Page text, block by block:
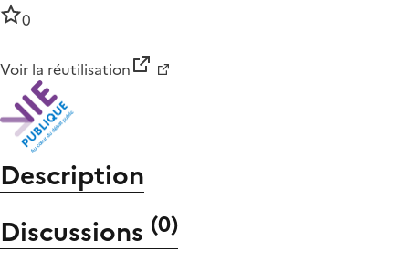
0
Voir la réutilisation
Description
Discussions (0)